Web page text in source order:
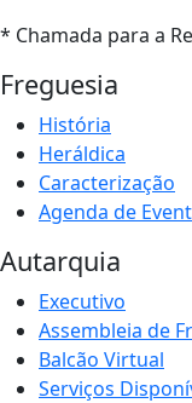
* Chamada para a
Freguesia
História
Heráldica
Caracterização
Agenda de
Autarquia
Executivo
Assembleia de
Balcão Virtual
Serviços